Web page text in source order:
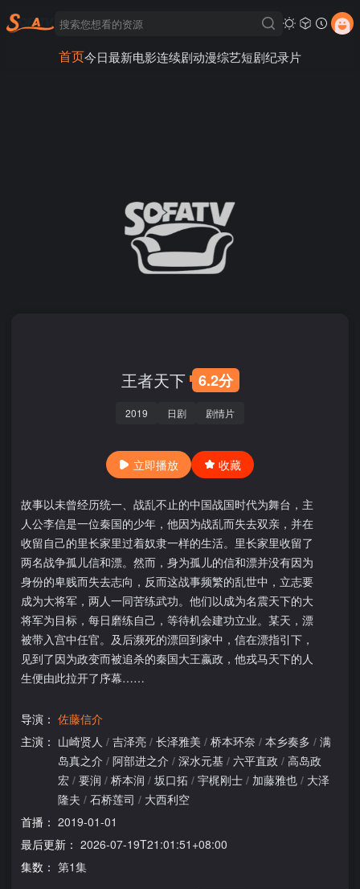
首页今日最新电影连续剧动漫综艺短剧纪录片
王者天下 6.2分
2019 日剧 剧情片
立即播放 收藏
故事以未曾经历统一、战乱不止的中国战国时代为舞台，主
人公李信是一位秦国的少年，他因为战乱而失去双亲，并在
收留自己的里长家里过着奴隶一样的生活。里长家里收留了
两名战争孤儿信和漂。然而，身为孤儿的信和漂并没有因为
身份的卑贱而失去志向，反而这战事频繁的乱世中，立志要
成为大将军，两人一同苦练武功。他们以成为名震天下的大
将军为目标，每日磨练自己，等待机会建功立业。某天，漂
被带入宫中任官。及后濒死的漂回到家中，信在漂指引下，
见到了因为政变而被追杀的秦国大王嬴政，他戎马天下的人
生便由此拉开了序幕……
导演： 佐藤信介
主演： 山崎贤人 / 吉泽亮 / 长泽雅美 / 桥本环奈 / 本乡奏多 / 满
岛真之介 / 阿部进之介 / 深水元基 / 六平直政 / 高岛政
宏 / 要润 / 桥本润 / 坂口拓 / 宇梶刚士 / 加藤雅也 / 大泽
隆夫 / 石桥莲司 / 大西利空
首播： 2019-01-01
最后更新： 2026-07-19T21:01:51+08:00
集数： 第1集